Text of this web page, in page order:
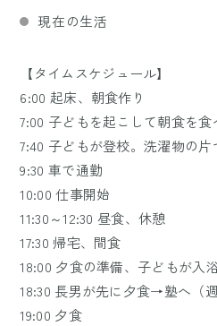
現在の生活
【タイムスケジュール】
6:00 起床、朝食作り
7:00 子どもを起こして朝食を食
7:40 子どもが登校。洗濯物の
9:30 車で通勤
10:00 仕事開始
11:30～12:30 昼食、休憩
17:30 帰宅、間食
18:00 夕食の準備、子どもが入
18:30 長男が先に夕食→塾へ（週
19:00 夕食